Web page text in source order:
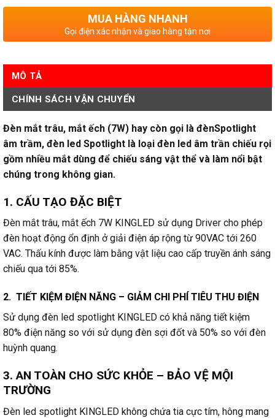
MUA HÀNG NHANH
Gọi điện xác nhận và giao hàng tận nơi
MÔ TẢ
CHÍNH SÁCH VẬN CHUYỂN
Đèn mắt trâu, mắt ếch (7W) hay còn gọi là đènSpotlight
âm trầm, đèn led Spotlight là loại đèn led âm trần chiếu rọi
gồm nhiều mắt dùng để chiếu sáng vật thể và làm nổi bật
chúng trong không gian.
1. CẤU TẠO ĐẶC BIỆT
Đèn mắt trâu, mắt ếch 7W KINGLED sử dụng Driver cho phép
đèn hoạt động ổn định ở giải điện áp rộng từ 90VAC tới 260
VAC. Thấu kính được làm bằng vật liệu cao cấp truyền ánh sáng
chiếu qua tới 85%.
2. TIẾT KIỆM ĐIỆN NĂNG – GIẢM CHI PHÍ TIÊU THU ĐIỆN
Sử dụng đèn led spotlight KINGLED có khả năng tiết kiệm
80% điện năng so với sử dụng đèn sợi đốt và 50% so với đèn
huỳnh quang.
3. AN TOÀN CHO SỨC KHỎE – BẢO VỆ MỘI
TRƯỜNG
Đèn led spotlight KINGLED không chứa tia cực tím, hông mang